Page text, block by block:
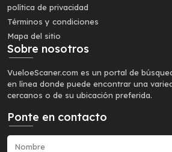
política de privacidad
Términos y condiciones
Mapa del sitio
Sobre nosotros
VueloeScaner.com es un portal de
en línea donde puede encontrar una
cercanos o de su ubicación preferida.
Ponte en contacto